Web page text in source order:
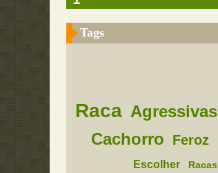
Tags
Raca Agressivas
Cachorro Feroz
Escolher Racas